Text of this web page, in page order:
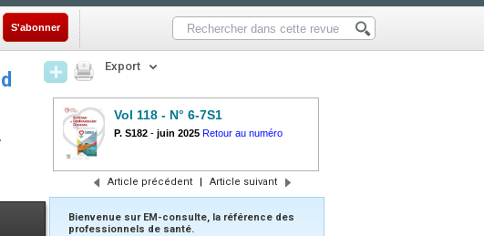
S'abonner
Export
Vol 118 - N° 6-7S1
P. S182 - juin 2025 Retour au numéro
Article précédent | Article suivant
Bienvenue sur EM-consulte, la référence des
professionnels de santé.